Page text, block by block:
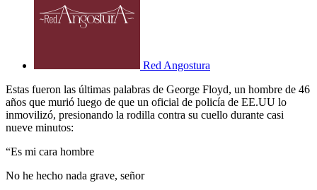
Red Angostura
Estas fueron las últimas palabras de George Floyd, un hombre de 46
años que murió luego de que un oficial de policía de EE.UU lo
inmovilizó, presionando la rodilla contra su cuello durante casi
nueve minutos:
“Es mi cara hombre
No he hecho nada grave, señor